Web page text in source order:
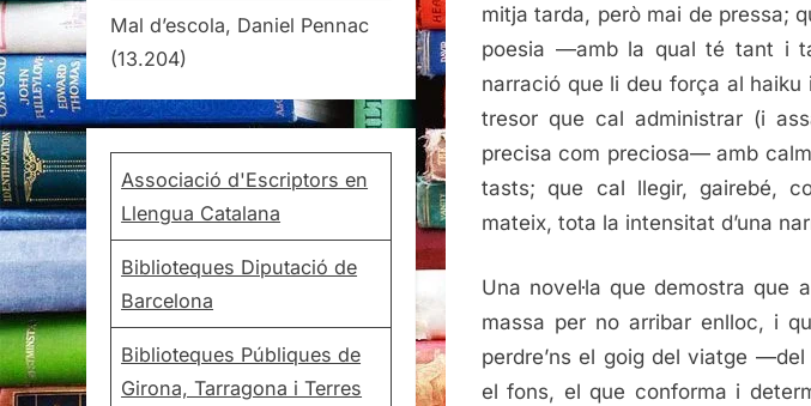
mitja tarda, però mai de pressa;
poesia —amb la qual té tant i
narració que li deu força al
tresor que cal administrar (i
precisa com preciosa— amb
tasts; que cal llegir, gairebé,
mateix, tota la intensitat d’una
Una novel·la que demostra que
massa per no arribar enlloc, i
perdre’ns el goig del viatge
el fons, el que conforma i
Mal d’escola, Daniel Pennac
(13.204)
Associació d'Escriptors en
Llengua Catalana
Biblioteques Diputació de
Barcelona
Biblioteques Públiques de
Girona, Tarragona i Terres